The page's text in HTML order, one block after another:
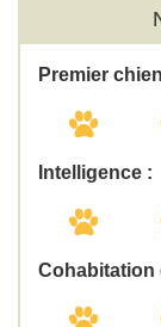
Premier
Intelligence :
Cohabitation